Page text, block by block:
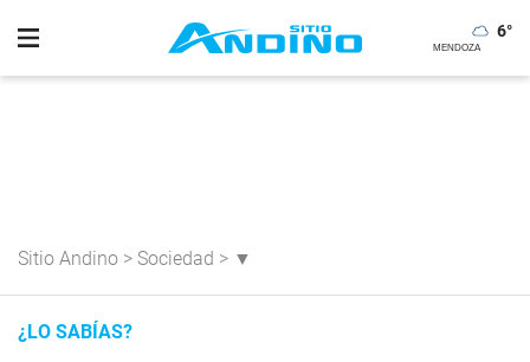
6°
Sitio Andino > Sociedad > ▼
¿LO SABÍAS?